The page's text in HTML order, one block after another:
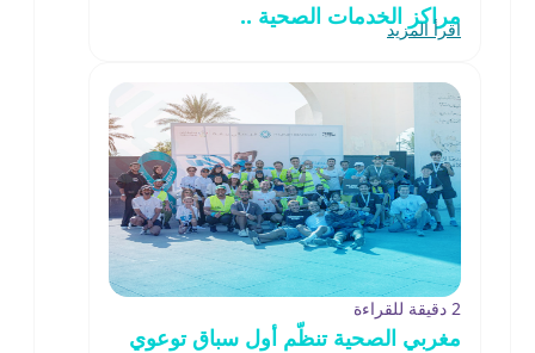
مراكز الخدمات الصحية ..
اقرأ المزيد
2 دقيقة للقراءة
مغربي الصحية تنظّم أول سباق توعوي